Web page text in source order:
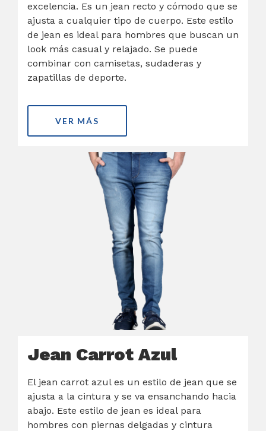
excelencia. Es un jean recto y cómodo que se
ajusta a cualquier tipo de cuerpo. Este estilo
de jean es ideal para hombres que buscan un
look más casual y relajado. Se puede
combinar con camisetas, sudaderas y
zapatillas de deporte.
VER MÁS
Jean Carrot Azul
El jean carrot azul es un estilo de jean que se
ajusta a la cintura y se va ensanchando hacia
abajo. Este estilo de jean es ideal para
hombres con piernas delgadas y cintura